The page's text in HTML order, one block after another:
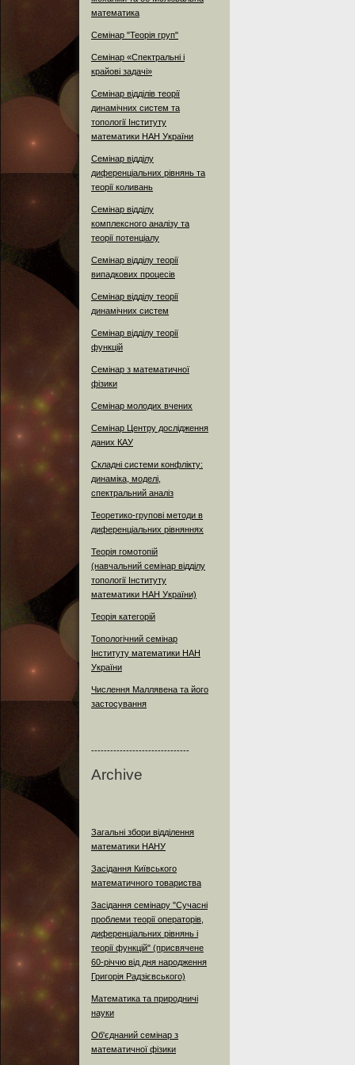
математика
Семінар "Теорія груп"
Семінар «Спектральні і
крайові задачі»
Семінар відділів теорії
динамічних систем та
топології Інституту
математики НАН України
Семінар відділу
диференціальних рівнянь та
теорії коливань
Семінар відділу
комплексного аналізу та
теорії потенціалу
Семінар відділу теорії
випадкових процесів
Семінар відділу теорії
динамічних систем
Семінар відділу теорії
функцій
Семінар з математичної
фізики
Семінар молодих вчених
Семінар Центру дослідження
даних КАУ
Складні системи конфлікту:
динаміка, моделі,
спектральний аналіз
Теоретико-групові методи в
диференціальних рівняннях
Теорія гомотопій
(навчальний семінар відділу
топології Інституту
математики НАН України)
Теорія категорій
Топологічний семінар
Інституту математики НАН
України
Числення Маллявена та його
застосування
-------------------------------
Archive
Загальні збори відділення
математики НАНУ
Засідання Київського
математичного товариства
Засідання семінару "Сучасні
проблеми теорії операторів,
диференціальних рівнянь і
теорії функцій" (присвячене
60-річчю від дня народження
Григорія Радзієвського)
Математика та природничі
науки
Об'єднаний семінар з
математичної фізики